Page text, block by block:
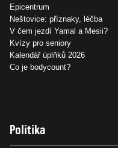
Epicentrum
Neštovice: příznaky, léčba
V čem jezdí Yamal a Mesii?
Kvízy pro seniory
Kalendář úplňků 2026
Co je bodycount?
Politika